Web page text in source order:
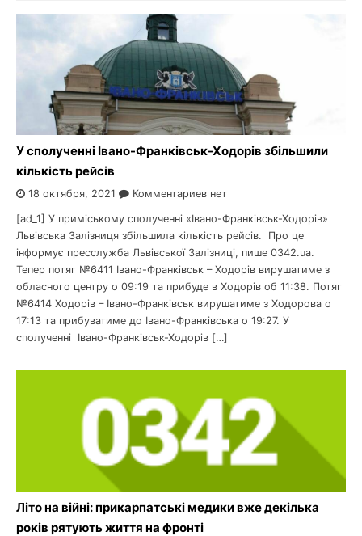
У сполученні Івано-Франківськ-Ходорів збільшили
кількість рейсів
18 октября, 2021 Комментариев нет
[ad_1] У приміському сполученні «Івано-Франківськ-Ходорів»
Львівська Залізниця збільшила кількість рейсів. Про це
інформує пресслужба Львівської Залізниці, пише 0342.ua.
Тепер потяг №6411 Івано-Франківськ – Ходорів вирушатиме з
обласного центру о 09:19 та прибуде в Ходорів об 11:38. Потяг
№6414 Ходорів – Івано-Франківськ вирушатиме з Ходорова о
17:13 та прибуватиме до Івано-Франківська о 19:27. У
сполученні Івано-Франківськ-Ходорів […]
Літо на війні: прикарпатські медики вже декілька
років рятують життя на фронті